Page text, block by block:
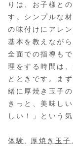
りは、お子様と
す。シンプルな
の味付けにアレ
基本を教えなが
全面での指導も
理をする時間は
とときです。ま
緒に厚焼き玉子
きっと、美味し
しい！」という
体験 , 厚焼き玉子